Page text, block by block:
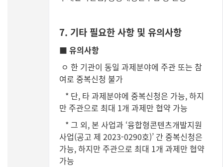
7. 기타 필요한 사항 및 유의사항
■ 유의사항
ㅇ 한 기관이 동일 과제분야에 주관 또는 참
여로 중복신청 불가
* 단, 타 과제분야에 중복신청은 가능, 하지
만 주관으로 최대 1개 과제만 협약 가능
* 그 외, 본 사업과 ‘융합형콘텐츠개발지원
사업(공고 제 2023-0290호)’ 간 중복신청은
가능, 하지만 주관으로 최대 1개 과제만 협약
가능